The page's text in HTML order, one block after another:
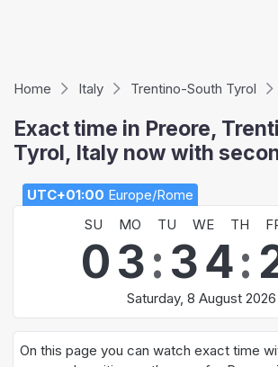
Home Italy Trentino-South Tyrol
Exact time in Preore,
Tyrol, Italy now with
UTC+01:00 Europe/Rome
SU
MO TU WE TH
03: 34:
Saturday, 8 August 2026
On this page you can watch exact time